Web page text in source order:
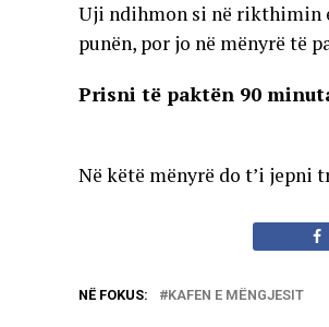
Uji ndihmon si në rikthimin
punën, por jo në mënyrë të
Prisni të paktën 90
Në këtë mënyrë do t’i
NË FOKUS: KAFEN E MËNGJESIT